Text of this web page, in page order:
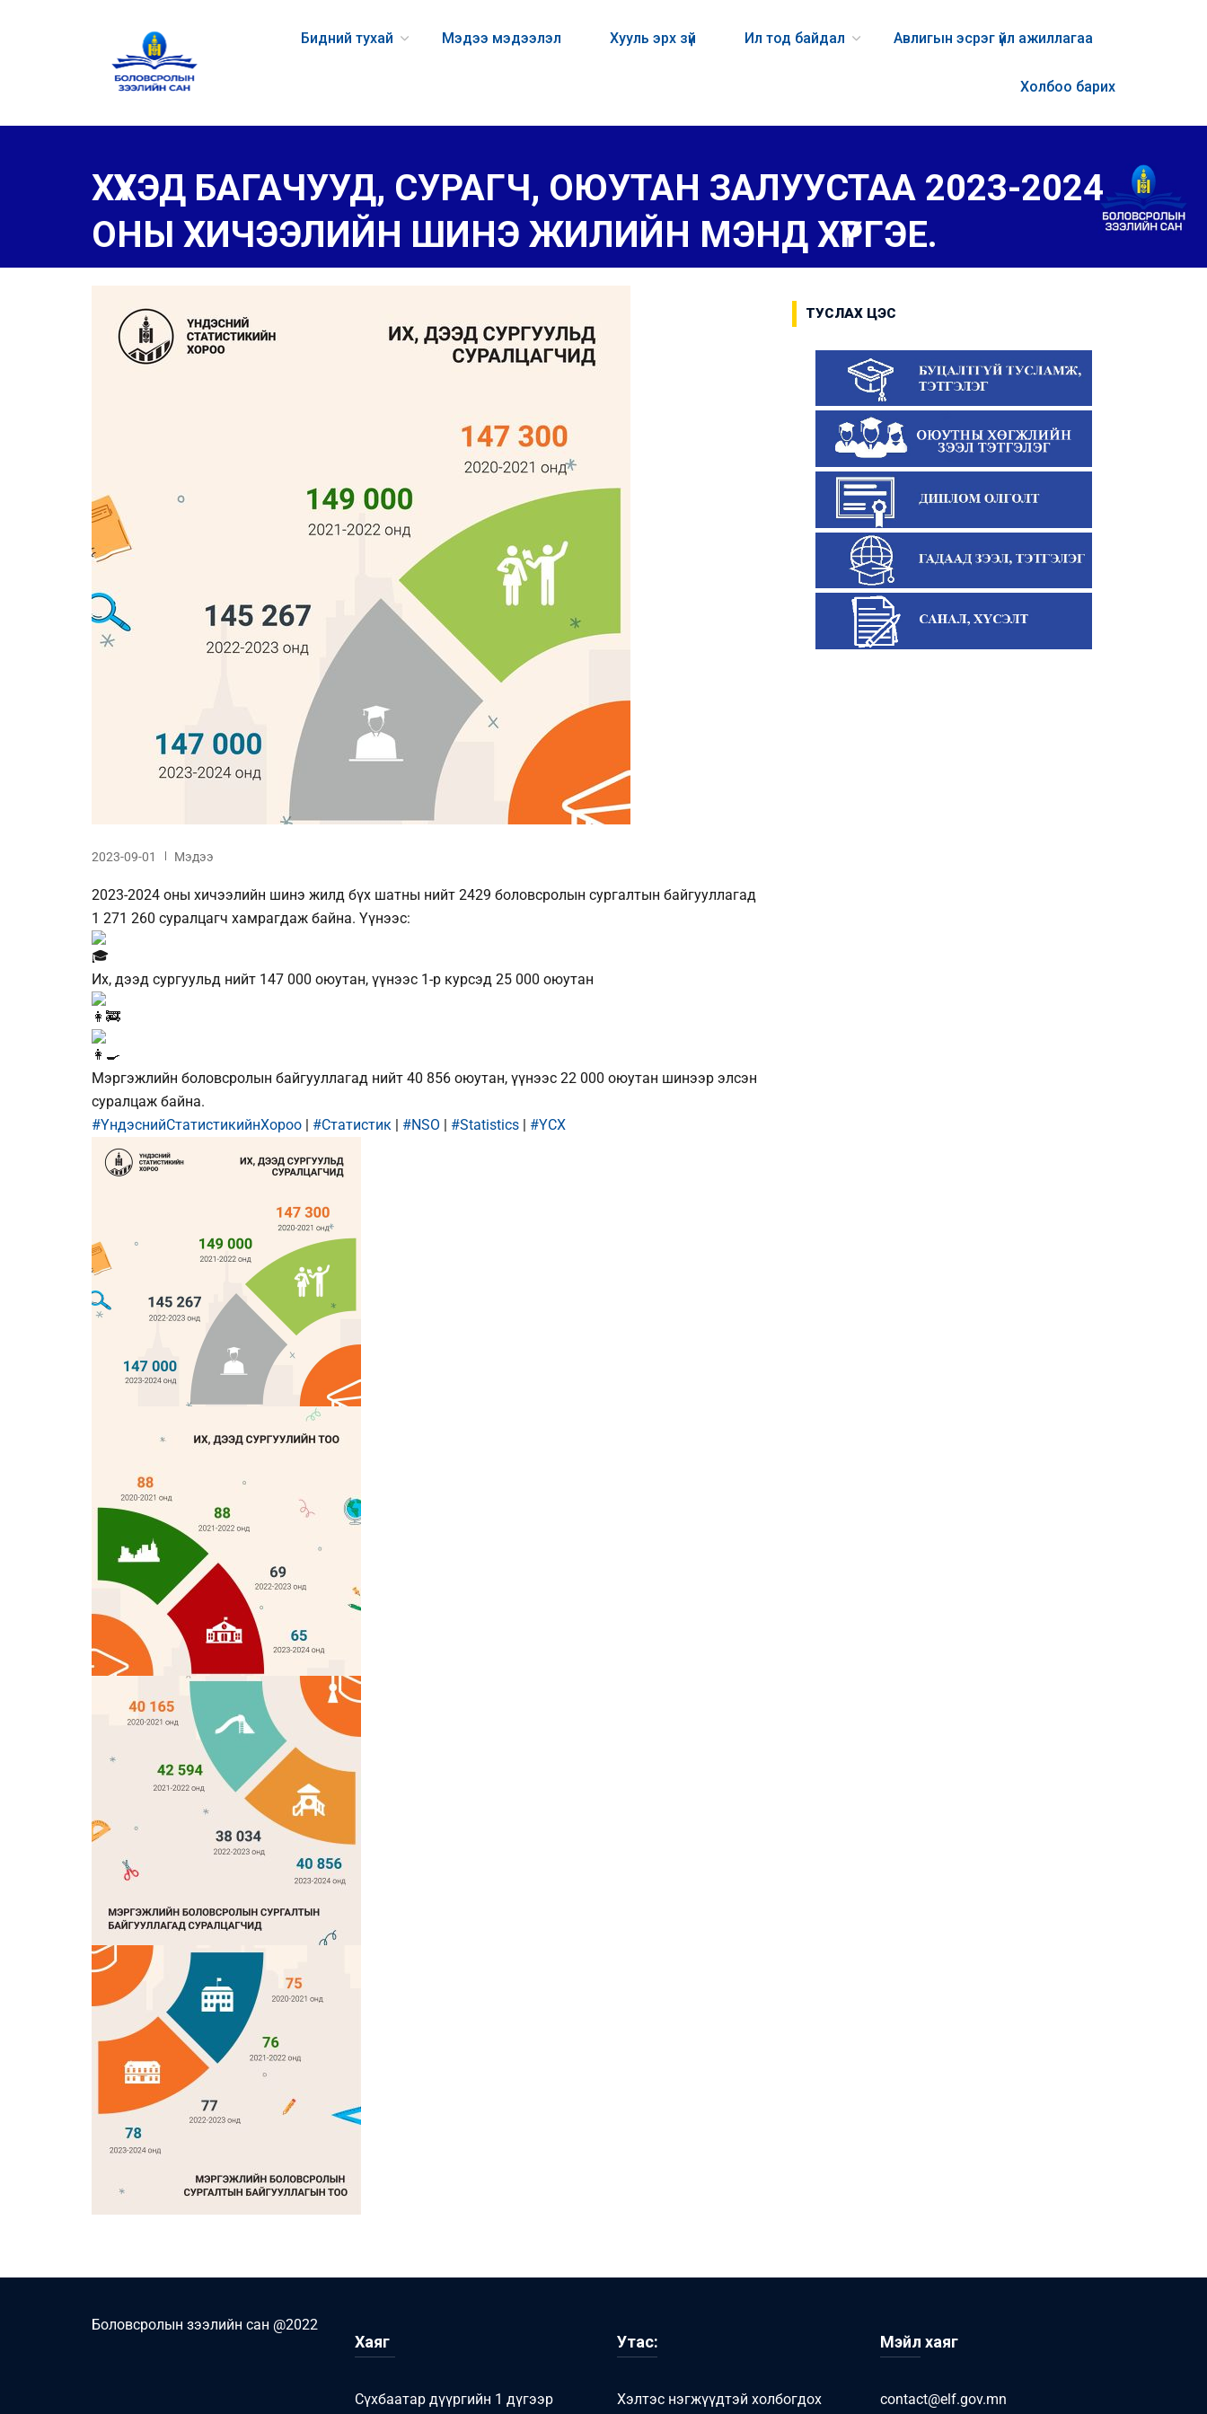
Бидний тухай Мэдээ мэдээлэл Хууль эрх зүй Ил тод байдал Авлигын эсрэг үйл ажиллагаа
Холбоо барих
ХҮҮХЭД БАГАЧУУД, СУРАГЧ, ОЮУТАН ЗАЛУУСТАА 2023-2024
ОНЫ ХИЧЭЭЛИЙН ШИНЭ ЖИЛИЙН МЭНД ХҮРГЭЕ.
2023-09-01 Мэдээ
2023-2024 оны хичээлийн шинэ жилд бүх шатны нийт 2429 боловсролын сургалтын байгууллагад
1 271 260 суралцагч хамрагдаж байна. Үүнээс:
Их, дээд сургуульд нийт 147 000 оюутан, үүнээс 1-р курсэд 25 000 оюутан
Мэргэжлийн боловсролын байгууллагад нийт 40 856 оюутан, үүнээс 22 000 оюутан шинээр элсэн
суралцаж байна.
#ҮндэснийСтатистикийнХороо | #Статистик | #NSO | #Statistics | #ҮСХ
ТУСЛАХ ЦЭС
Боловсролын зээлийн сан @2022
Хаяг
Сүхбаатар дүүргийн 1 дүгээр
Утас:
Хэлтэс нэгжүүдтэй холбогдох
Мэйл хаяг
contact@elf.gov.mn